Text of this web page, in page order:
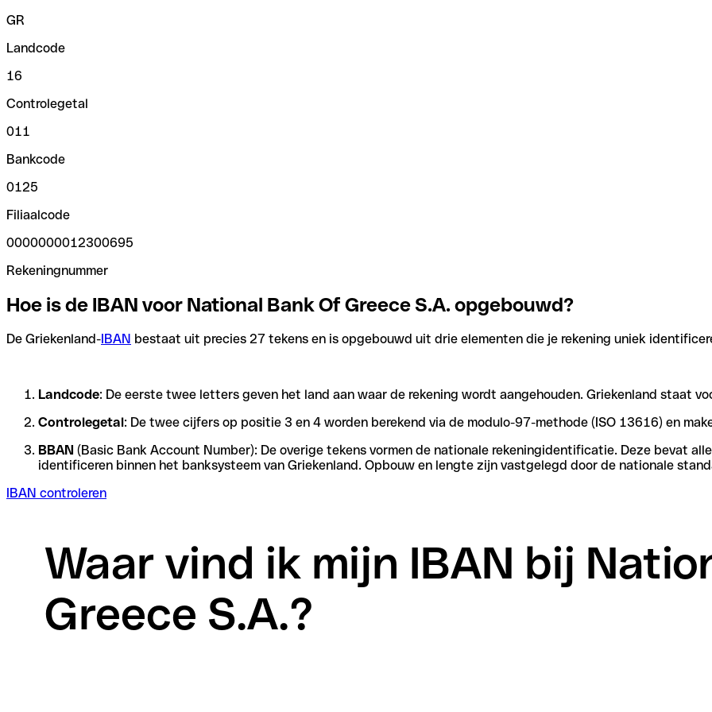
GR
Landcode
16
Controlegetal
011
Bankcode
0125
Filiaalcode
0000000012300695
Rekeningnummer
Hoe is de IBAN voor National Bank Of Greece S.A. opgebouwd?
De Griekenland-IBAN bestaat uit precies 27 tekens en is opgebouwd uit drie elementen die je rekening uniek
Landcode: De eerste twee letters geven het land aan waar de rekening wordt aangehouden. Griekenland staat
Controlegetal: De twee cijfers op positie 3 en 4 worden berekend via de modulo-97-methode (ISO 13616) en
BBAN (Basic Bank Account Number): De overige tekens vormen de nationale rekeningidentificatie. Deze bevat
identificeren binnen het banksysteem van Griekenland. Opbouw en lengte zijn vastgelegd door de nationale
IBAN controleren
Waar vind ik mijn IBAN bij
Greece S.A.?